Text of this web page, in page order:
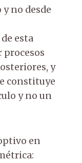
y no desde
esta
procesos
y
constituye
y no un
en